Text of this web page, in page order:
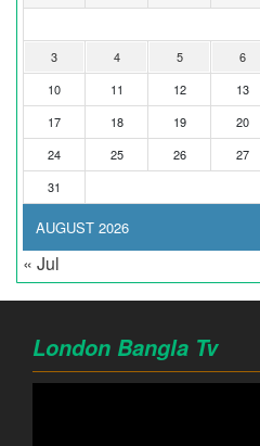
AUGUST 2026
3
4 5 6
10
11 12 13
17
18 19 20
24
25 26 27
31
« Jul
London Bangla Tv